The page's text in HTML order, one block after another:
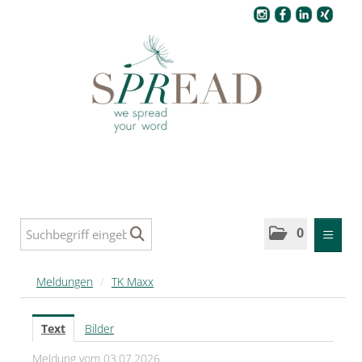
0
MELDUNGEN
SPREAD
SPREAD Medleys für Deutschland
Meldungen / TK Maxx
Text
Bilder
Meldung vom 03.07.2026